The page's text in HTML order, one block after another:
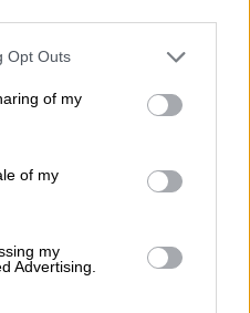
uses one or more Google
behaviour. You may click to
and its third-party tags to
purposes in below Google
Opt Outs
of my
of my
my
Advertising.
το
μετά
περίπου 220
Παρθενώνα
Πολιτισμού
μορφή της